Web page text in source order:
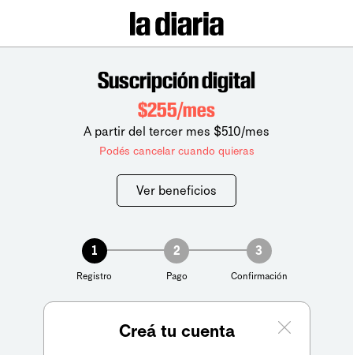
Suscripción digital
$255/mes
A partir del tercer mes $510/mes
Podés cancelar cuando quieras
Ver beneficios
1
Registro
2
Pago
3
Confirmación
Creá tu cuenta